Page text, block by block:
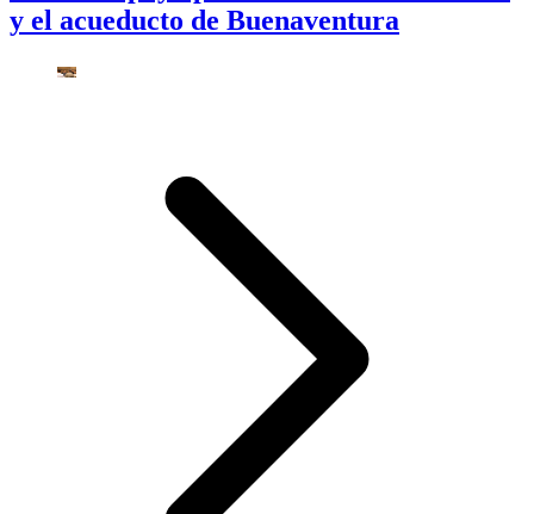
y el acueducto de Buenaventura